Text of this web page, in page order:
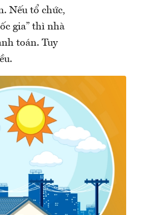
Nếu tổ chức,
gia” thì nhà
toán. Tuy